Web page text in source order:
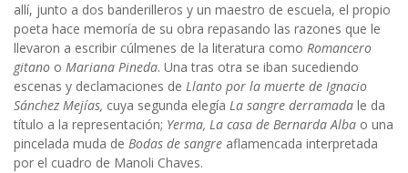
allí, junto a dos banderilleros y un maestro de escuela, el propio
poeta hace memoría de su obra repasando las razones que le
llevaron a escribir cúlmenes de la literatura como Romancero
gitano o Mariana Pineda. Una tras otra se iban sucediendo
escenas y declamaciones de Llanto por la muerte de Ignacio
Sánchez Mejías, cuya segunda elegía La sangre derramada le da
título a la representación; Yerma, La casa de Bernarda Alba o una
pincelada muda de Bodas de sangre aflamencada interpretada
por el cuadro de Manoli Chaves.